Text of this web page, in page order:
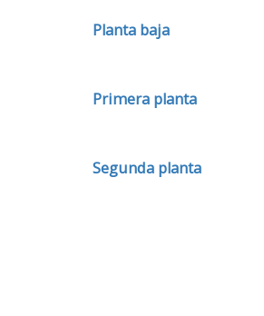
Planta baja
Primera planta
Segunda planta